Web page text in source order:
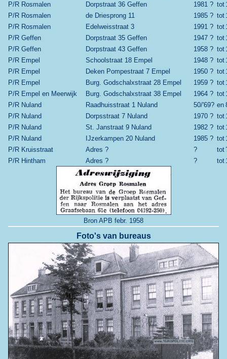
P/R Rosmalen
Dorpstraat 36 Geffen 1981 ? tot
P/R Rosmalen
de Driesprong 11 1985 ? tot
P/R Rosmalen
Edelweisstraat 3 1991 ? tot
P/R Geffen
Dorpstraat 35 Geffen 1947 ? tot
P/R Geffen
Dorpstraat 43 Geffen 1958 ? tot
P/R Empel
Schoolstraat 18 Empel 1948 ? tot
P/R Empel
Deken Pompestraat 7 Empel 1950 ? tot
P/R Empel
Burg. Godschalxstraat 28 Empel 1959 ? tot
P/R Empel en Meerwijk
Burg. Godschalxstraat 38 Empel 1964 ? tot
P/R Nuland
Raadhuisstraat 1 Nuland 50/'69? en
P/R Nuland
Dorpsstraat 7 Nuland 1970 ? tot
P/R Nuland
St. Janstraat 9 Nuland 1982 ? tot
P/R Nuland
IJzerkampen 20 Nuland 1985 ? tot
P/R Kruisstraat
Adres ? ? tot
P/R Hintham
Adres ? ? tot
Bron APB febr. 1958
Foto's van bureaus